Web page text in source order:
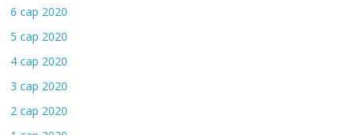
6 сар 2020
5 сар 2020
4 сар 2020
3 сар 2020
2 сар 2020